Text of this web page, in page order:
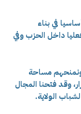
في بناء
داخل الحزب وفي
ونمنحهم مساحة
وقد فتحنا المجال
الولاية.